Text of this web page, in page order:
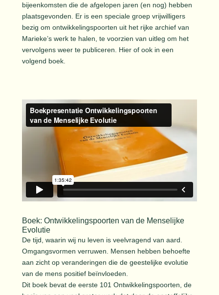
bijeenkomsten die de afgelopen jaren (en nog) hebben
plaatsgevonden. Er is een speciale groep vrijwilligers
bezig om ontwikkelingspoorten uit het rijke archief van
Marieke’s werk te halen, te voorzien van uitleg om het
vervolgens weer te publiceren. Hier of ook in een
volgend boek.
Boek: Ontwikkelingspoorten van de Menselijke
Evolutie
De tijd, waarin wij nu leven is veelvragend van aard.
Omgangsvormen verruwen. Mensen hebben behoefte
aan zicht op veranderingen die de geestelijke evolutie
van de mens positief beïnvloeden.
Dit boek bevat de eerste 101 Ontwikkelingspoorten, de